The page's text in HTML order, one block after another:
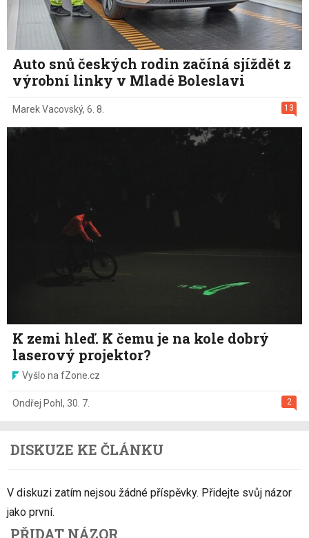
Auto snů českých rodin začíná sjíždět z
výrobní linky v Mladé Boleslavi
13
Marek Vacovský, 6. 8.
K zemi hleď. K čemu je na kole dobrý
laserový projektor?
Vyšlo na fZone.cz
2
Ondřej Pohl , 30. 7.
DISKUZE KE ČLÁNKU
V diskuzi zatím nejsou žádné příspěvky. Přidejte svůj názor
jako první.
PŘIDAT NÁZOR